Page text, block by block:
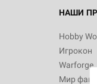
НАШИ
Hobby
Игрокон
Warforge
Мир